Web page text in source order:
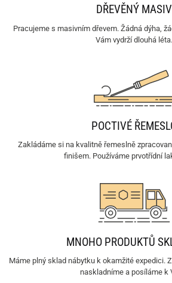
DŘEVĚNÝ MASIV
Pracujeme s masivním dřevem. Žádná dýha,
Vám vydrží dlouhá léta.
POCTIVÉ
Zakládáme si na kvalitně řemeslně
finišem. Používáme prvotřídní
MNOHO PRODUKTŮ
Máme plný sklad nábytku k okamžité expedici.
naskladníme a posíláme k